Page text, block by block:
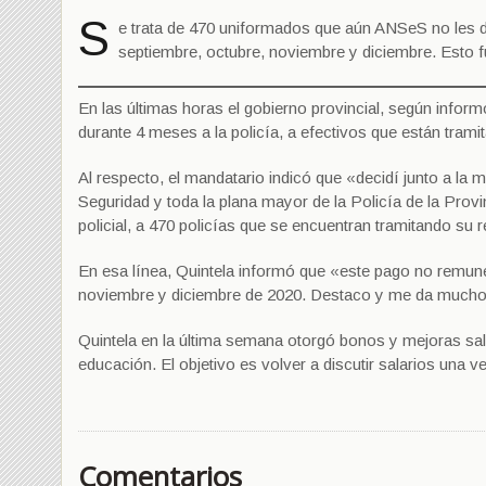
S e trata de 470 uniformados que aún ANSeS no
septiembre, octubre, noviembre y diciembre. Esto
En las últimas horas el gobierno provincial, según
durante 4 meses a la policía, a efectivos que están
Al respecto, el mandatario indicó que «decidí junto a la
Seguridad y toda la plana mayor de la Policía de la
policial, a 470 policías que se encuentran tramitando su
En esa línea, Quintela informó que «este pago no
noviembre y diciembre de 2020. Destaco y me da
Quintela en la última semana otorgó bonos y mejoras
educación. El objetivo es volver a discutir salarios una
Comentarios